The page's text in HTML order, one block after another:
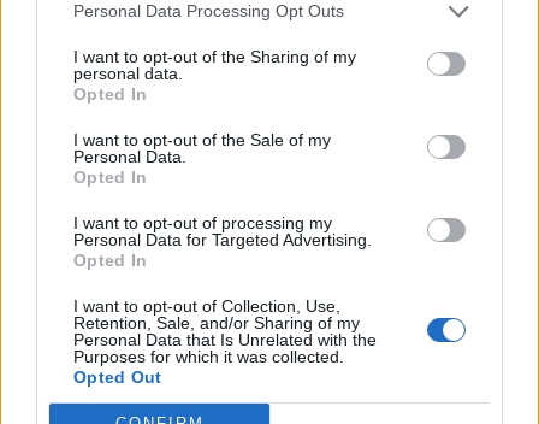
Personal Data Processing Opt Outs
I want to opt-out of the Sharing of my
personal data.
Opted In
I want to opt-out of the Sale of my
Personal Data.
Opted In
I want to opt-out of processing my
Personal Data for Targeted Advertising.
Opted In
I want to opt-out of Collection, Use,
Retention, Sale, and/or Sharing of my
Personal Data that Is Unrelated with the
Purposes for which it was collected.
Opted Out
Διάβασε επίσης
Ακολουθήστε το onalert.gr στο
Google
Newsκαι μάθετε πρώτοι όλες τις ειδήσεις